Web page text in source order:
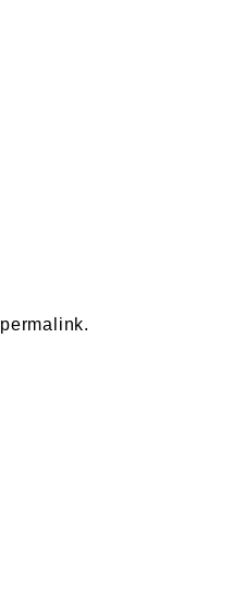
permalink.